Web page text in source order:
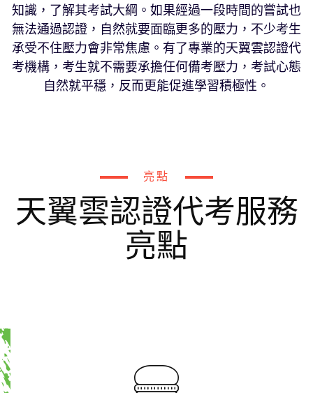
知識，了解其考試大綱。如果經過一段時間的嘗試也
無法通過認證，自然就要面臨更多的壓力，不少考生
承受不住壓力會非常焦慮。有了專業的天翼雲認證代
考機構，考生就不需要承擔任何備考壓力，考試心態
自然就平穩，反而更能促進學習積極性。
亮點
天翼雲認證代考服務
亮點